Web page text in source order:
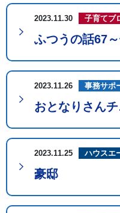
2023.11.30 子育てブ
ふつうの話67
2023.11.26 事務サポ
おとなりさんチ
2023.11.25 ハウスエ
豪邸